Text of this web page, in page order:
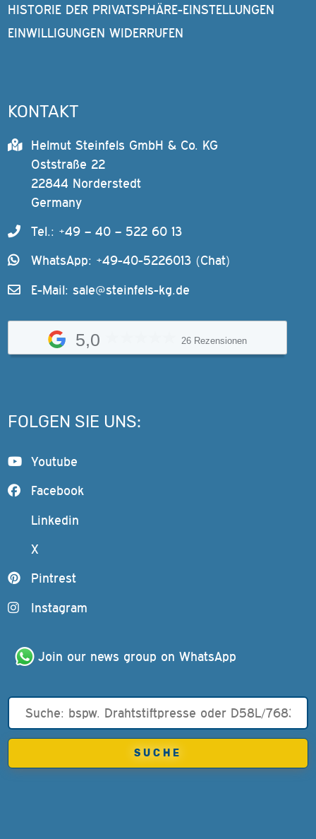
HISTORIE DER PRIVATSPHÄRE-EINSTELLUNGEN
EINWILLIGUNGEN WIDERRUFEN
KONTAKT
Helmut Steinfels GmbH & Co. KG
Oststraße 22
22844 Norderstedt
Germany
Tel.: +49 – 40 – 522 60 13
WhatsApp: +49-40-5226013 (Chat)
E-Mail: sale@steinfels-kg.de
5,0 26 Rezensionen
FOLGEN SIE UNS:
Youtube
Facebook
Linkedin
X
Pintrest
Instagram
Join our news group on WhatsApp